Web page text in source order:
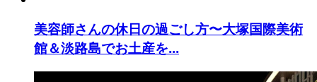
美容師さんの休日の過ごし方〜大塚国際美術
館＆淡路島でお土産を...